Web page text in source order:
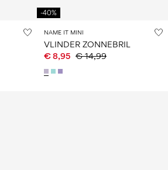
-40%
NAME IT MINI
VLINDER ZONNEBRIL
€ 8,95 € 14,99